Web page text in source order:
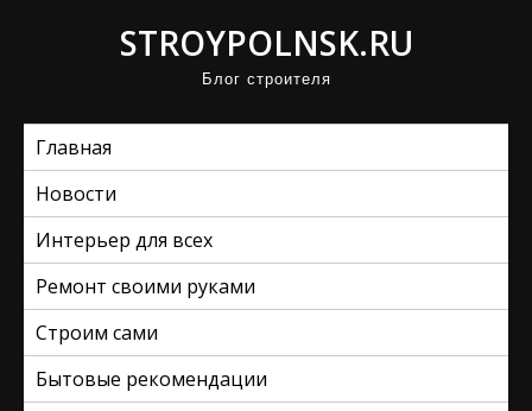
STROYPOLNSK.RU
Блог строителя
Главная
Новости
Интерьер для всех
Ремонт своими руками
Строим сами
Бытовые рекомендации